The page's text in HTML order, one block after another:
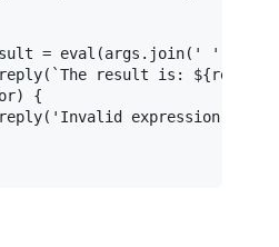
= eval (args. join( ' '
reply( `The result is: ${result}
{
reply( 'Invalid expression.'